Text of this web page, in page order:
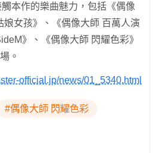
本作的樂曲魅力，包括《偶像
娘女孩》、《偶像大師 百萬人演
》、《偶像大師 閃耀色彩》
。
official.jp/news/01_5340.html
#偶像大師 閃耀色彩